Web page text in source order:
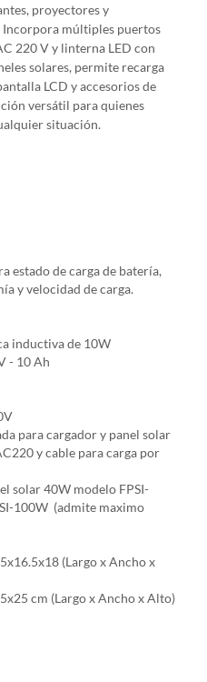
proyectores y
Incorpora múltiples puertos
220 V y linterna LED con
solares, permite recarga
LCD y accesorios de
versátil para quienes
situación.
estado de carga de batería,
y velocidad de carga.
inductiva de 10W
- 10 Ah
para cargador y panel solar
y cable para carga por
solar 40W modelo FPSI-
100W (admite maximo
(Largo x Ancho x
cm (Largo x Ancho x Alto)